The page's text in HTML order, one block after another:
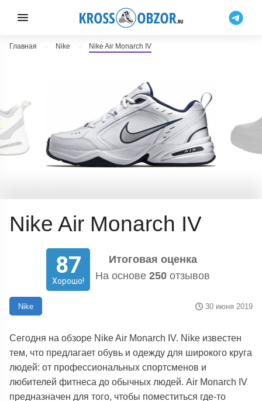
Главная Nike Nike Air Monarch IV
Nike Air Monarch IV
87
Хорошо!
Итоговая оценка
На основе 250 отзывов
Nike 30 июня 2019
Сегодня на обзоре Nike Air Monarch IV. Nike известен
тем, что предлагает обувь и одежду для широкого круга
людей: от профессиональных спортсменов и
любителей фитнеса до обычных людей. Air Monarch IV
предназначен для того, чтобы поместиться где-то